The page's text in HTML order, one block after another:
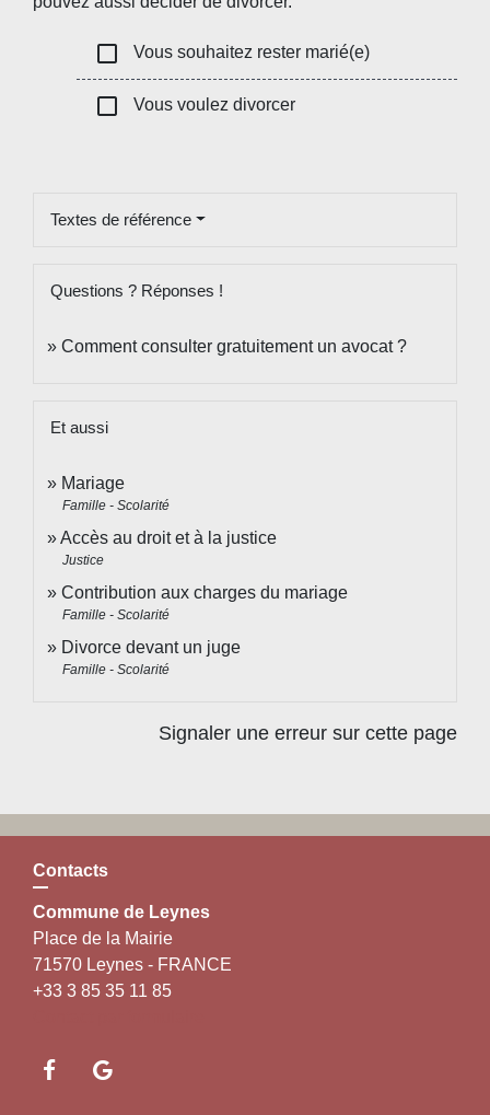
check_box_outline_blank Vous souhaitez rester marié(e)
check_box_outline_blank Vous voulez divorcer
Textes de référence
Questions ? Réponses !
Comment consulter gratuitement un avocat ?
Et aussi
Mariage
Famille - Scolarité
Accès au droit et à la justice
Justice
Contribution aux charges du mariage
Famille - Scolarité
Divorce devant un juge
Famille - Scolarité
Signaler une erreur sur cette page
Contacts
Commune de Leynes
Place de la Mairie
71570 Leynes - FRANCE
+33 3 85 35 11 85